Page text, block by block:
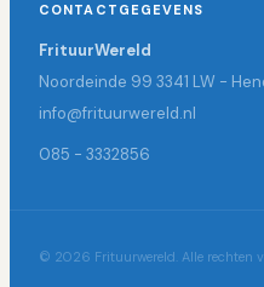
CONTACTGEGEVENS
FrituurWereld
Noordeinde 99 3341 LW -
info@frituurwereld.nl
085 - 3332856
© 2026 Frituurwereld. Alle rechten